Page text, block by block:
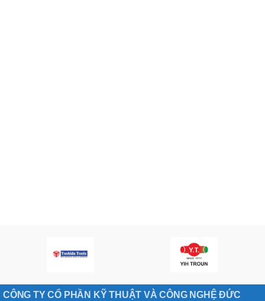
CÔNG TY CỔ PHẦN KỸ THUẬT VÀ CÔNG NGHỆ ĐỨC